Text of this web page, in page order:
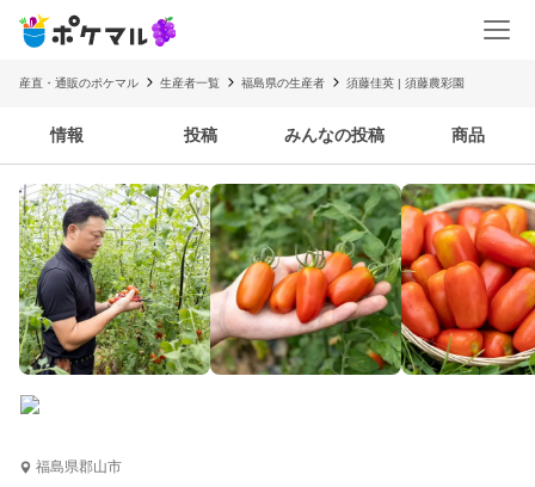
産直・通販のポケマル 生産者一覧 福島県の生産者 須藤佳英 | 須藤農彩園
情報 投稿 みんなの投稿 商品
福島県郡山市